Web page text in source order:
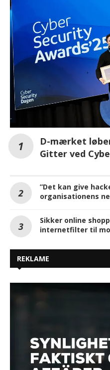
D-mærket
Gitter ved
”Det kan give
organisationens
Sikker online
internetfilter til
REKLAME